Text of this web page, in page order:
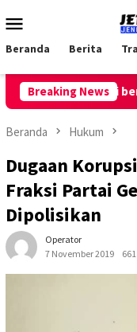
ke
Mobile
Beranda Berita
Breaking News
Ambalawi bersama
Beranda Hukum
Dugaan
Fraksi Partai
Dipolisikan
Operator
7 November 2019